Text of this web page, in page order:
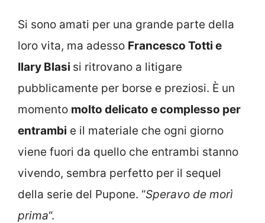
Si sono amati per una grande parte della
loro vita, ma adesso Francesco Totti e
Ilary Blasi si ritrovano a litigare
pubblicamente per borse e preziosi. È un
momento molto delicato e complesso per
entrambi e il materiale che ogni giorno
viene fuori da quello che entrambi stanno
vivendo, sembra perfetto per il sequel
della serie del Pupone. “Speravo de morì
prima“.